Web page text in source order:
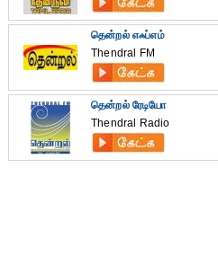
தென்றல் எஃப்எம்
Thendral FM
தென்றல் ரேடியோ
Thendral Radio